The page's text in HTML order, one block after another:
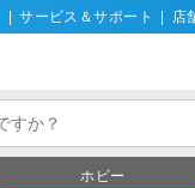
サービス＆サポート 店
ホビー